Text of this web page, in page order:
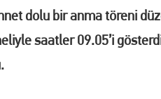
YKS ADAYLARINA
Uluslararası Turnuvada 9 Madalya
dolu bir anma töreni
saatler 09.05’i